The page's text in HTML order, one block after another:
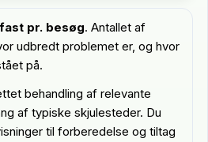
fast pr. besøg. Antallet af
udbredt problemet er, og hvor
på.
behandling af relevante
af typiske skjulesteder. Du
til forberedelse og tiltag